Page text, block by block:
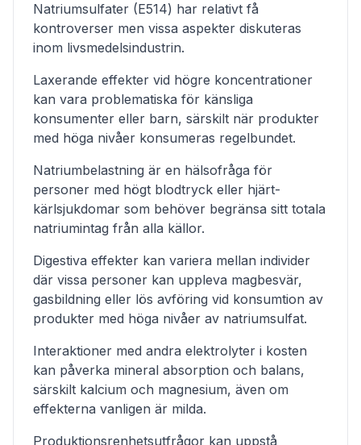
Natriumsulfater (E514) har relativt få
kontroverser men vissa aspekter diskuteras
inom livsmedelsindustrin.
Laxerande effekter vid högre koncentrationer
kan vara problematiska för känsliga
konsumenter eller barn, särskilt när produkter
med höga nivåer konsumeras regelbundet.
Natriumbelastning är en hälsofråga för
personer med högt blodtryck eller hjärt-
kärlsjukdomar som behöver begränsa sitt totala
natriumintag från alla källor.
Digestiva effekter kan variera mellan individer
där vissa personer kan uppleva magbesvär,
gasbildning eller lös avföring vid konsumtion av
produkter med höga nivåer av natriumsulfat.
Interaktioner med andra elektrolyter i kosten
kan påverka mineral absorption och balans,
särskilt kalcium och magnesium, även om
effekterna vanligen är milda.
Produktionsrenhetsutfrågor kan uppstå